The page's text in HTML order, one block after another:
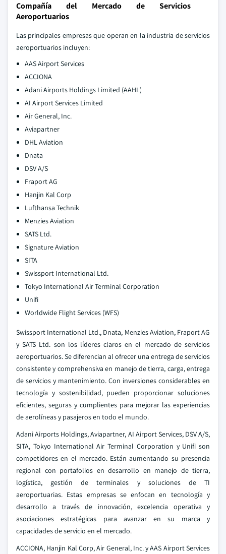
Compañía del Mercado de Servicios
Aeroportuarios
Las principales empresas que operan en la industria de servicios
aeroportuarios incluyen:
AAS Airport Services
ACCIONA
Adani Airports Holdings Limited (AAHL)
AI Airport Services Limited
Air General, Inc.
Aviapartner
DHL Aviation
Dnata
DSV A/S
Fraport AG
Hanjin Kal Corp
Lufthansa Technik
Menzies Aviation
SATS Ltd.
Signature Aviation
SITA
Swissport International Ltd.
Tokyo International Air Terminal Corporation
Unifi
Worldwide Flight Services (WFS)
Swissport International Ltd., Dnata, Menzies Aviation, Fraport AG
y SATS Ltd. son los líderes claros en el mercado de servicios
aeroportuarios. Se diferencian al ofrecer una entrega de servicios
consistente y comprehensiva en manejo de tierra, carga, entrega
de servicios y mantenimiento. Con inversiones considerables en
tecnología y sostenibilidad, pueden proporcionar soluciones
eficientes, seguras y cumplientes para mejorar las experiencias
de aerolíneas y pasajeros en todo el mundo.
Adani Airports Holdings, Aviapartner, AI Airport Services, DSV A/S,
SITA, Tokyo International Air Terminal Corporation y Unifi son
competidores en el mercado. Están aumentando su presencia
regional con portafolios en desarrollo en manejo de tierra,
logística, gestión de terminales y soluciones de TI
aeroportuarias. Estas empresas se enfocan en tecnología y
desarrollo a través de innovación, excelencia operativa y
asociaciones estratégicas para avanzar en su marca y
capacidades de servicio en el mercado.
ACCIONA, Hanjin Kal Corp, Air General, Inc. y AAS Airport Services